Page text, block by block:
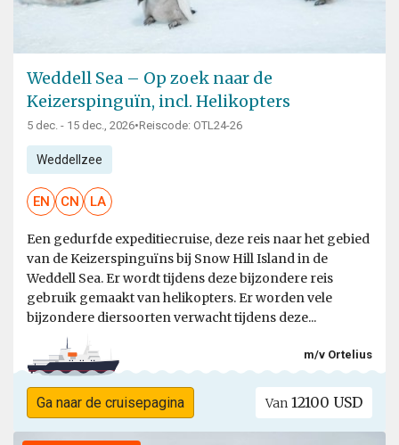
Weddell Sea – Op zoek naar de
Keizerspinguïn, incl. Helikopters
5 dec. - 15 dec., 2026•Reiscode: OTL24-26
Weddellzee
EN CN LA
Een gedurfde expeditiecruise, deze reis naar het gebied
van de Keizerspinguïns bij Snow Hill Island in de
Weddell Sea. Er wordt tijdens deze bijzondere reis
gebruik gemaakt van helikopters. Er worden vele
bijzondere diersoorten verwacht tijdens deze...
m/v Ortelius
Ga naar de cruisepagina Van 12100 USD